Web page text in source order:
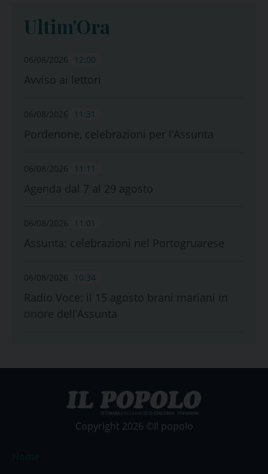
Ultim'Ora
06/08/2026 12:00
Avviso ai lettori
06/08/2026 11:31
Pordenone, celebrazioni per l’Assunta
06/08/2026 11:11
Agenda dal 7 al 29 agosto
06/08/2026 11:01
Assunta: celebrazioni nel Portogruarese
06/08/2026 10:34
Radio Voce: il 15 agosto brani mariani in
onore dell’Assunta
Copyright 2026 ©Il popolo